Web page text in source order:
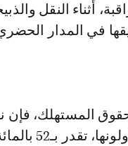
أثناء النقل
في المدار الحضري
المستهلك، فإن
الذبائح غير